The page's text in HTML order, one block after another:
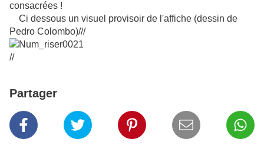
consacrées !
Ci dessous un visuel provisoir de l'affiche (dessin de
Pedro Colombo)///
//
Partager